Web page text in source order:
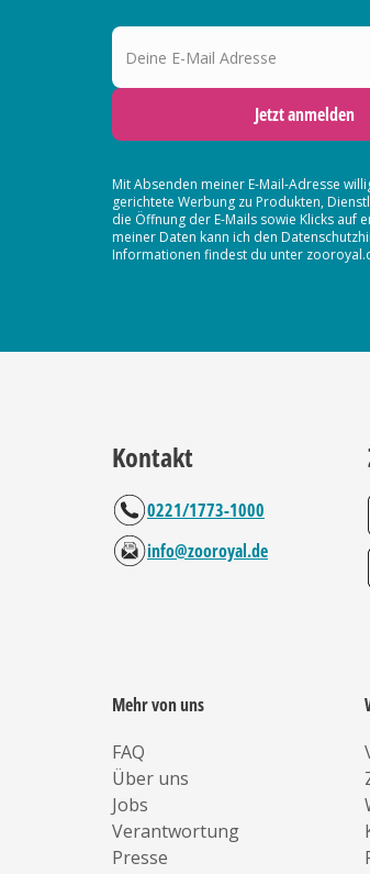
Deine E-Mail Adresse
Jetzt anmelden
Mit Absenden meiner E-Mail-Adresse
gerichtete Werbung zu Produkten,
die Öffnung der E-Mails sowie Klicks
meiner Daten kann ich den
Informationen findest du unter
Kontakt
0221/1773-1000
info@zooroyal.de
Mehr von uns
FAQ
Über uns
Jobs
Verantwortung
Presse